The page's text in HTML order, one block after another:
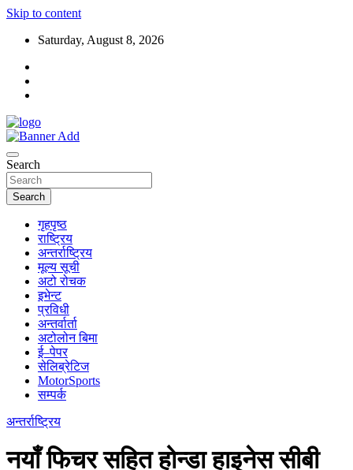
Skip to content
Saturday, August 8, 2026
Search
Search
गृहपृष्ठ
राष्ट्रिय
अन्तर्राष्ट्रिय
मूल्य सूची
अटो रोचक
इभेन्ट
प्रविधी
अन्तर्वार्ता
अटोलोन बिमा
ई–पेपर
सेलिब्रेटिज
MotorSports
सम्पर्क
अन्तर्राष्ट्रिय
नयाँ फिचर सहित होन्डा हाइनेस सीबी